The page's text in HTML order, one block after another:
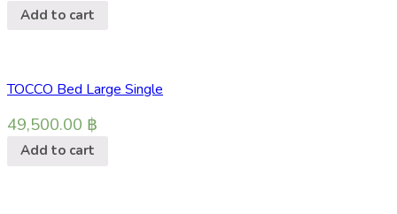
Add to cart
TOCCO Bed Large Single
49,500.00 ฿
Add to cart